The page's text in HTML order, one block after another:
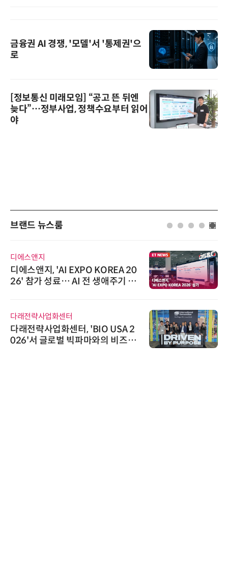
금융권 AI 경쟁, '모델'서 '통제권'으
로
[정보통신 미래모임] “공고 뜬 뒤엔
늦다”…정부사업, 정책수요부터 읽어
야
브랜드 뉴스룸
디에스앤지
디에스앤지, 'AI EXPO KOREA 20
26' 참가 성료… AI 전 생애주기 아
다래전략사업화센터
다래전략사업화센터, 'BIO USA 2
026'서 글로벌 빅파마와의 비즈니